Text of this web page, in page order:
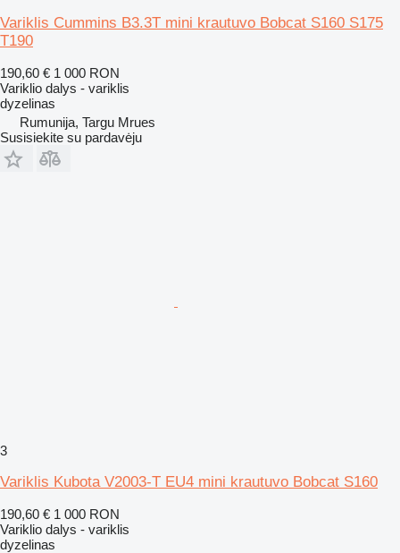
Variklis Cummins B3.3T mini krautuvo Bobcat S160 S175
T190
190,60 € 1 000 RON
Variklio dalys - variklis
dyzelinas
Rumunija, Targu Mrues
Susisiekite su pardavėju
3
Variklis Kubota V2003-T EU4 mini krautuvo Bobcat S160
190,60 € 1 000 RON
Variklio dalys - variklis
dyzelinas